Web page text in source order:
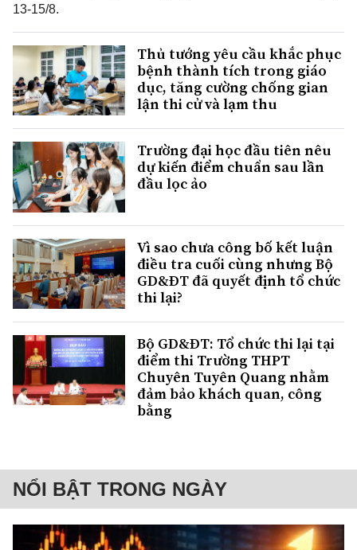
13-15/8.
Thủ tướng yêu cầu khắc phục
bệnh thành tích trong giáo
dục, tăng cường chống gian
lận thi cử và lạm thu
Trường đại học đầu tiên nêu
dự kiến điểm chuẩn sau lần
đầu lọc ảo
Vì sao chưa công bố kết luận
điều tra cuối cùng nhưng Bộ
GD&ĐT đã quyết định tổ chức
thi lại?
Bộ GD&ĐT: Tổ chức thi lại tại
điểm thi Trường THPT
Chuyên Tuyên Quang nhằm
đảm bảo khách quan, công
bằng
NỔI BẬT TRONG NGÀY